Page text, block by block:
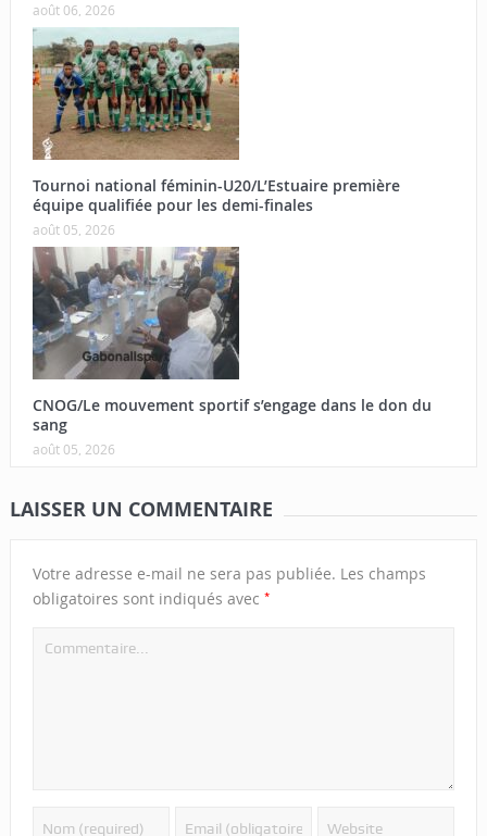
août 06, 2026
Tournoi national féminin-U20/L’Estuaire première
équipe qualifiée pour les demi-finales
août 05, 2026
CNOG/Le mouvement sportif s’engage dans le don du
sang
août 05, 2026
LAISSER UN COMMENTAIRE
Votre adresse e-mail ne sera pas publiée. Les champs
obligatoires sont indiqués avec *